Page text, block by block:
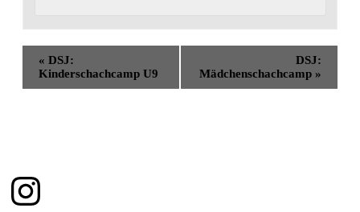
« DSJ:
Kinderschachcamp U9
DSJ:
Mädchenschachcamp »
Instagram